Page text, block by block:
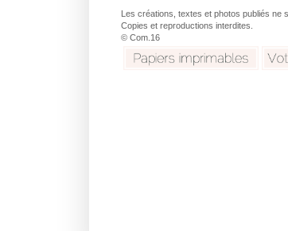
Les créations, textes et photos publiés ne
Copies et reproductions interdites.
© Com.16